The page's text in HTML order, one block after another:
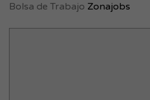
Bolsa de Trabajo Zonajobs